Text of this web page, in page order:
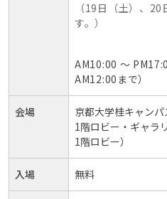
設
（19日（土）、
す。）
AM10:00 ～
AM12:00まで）
会場
京都大学桂キャン
1階ロビー・ギャラ
1階ロビー）
入場 無料